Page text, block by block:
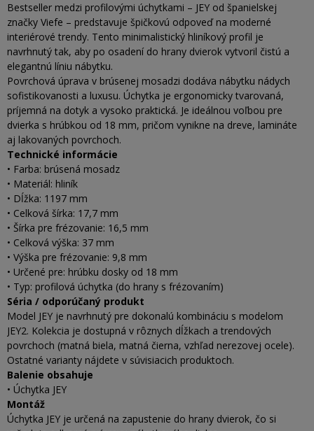
Bestseller medzi profilovými úchytkami – JEY od španielskej
značky Viefe – predstavuje špičkovú odpoveď na moderné
interiérové trendy. Tento minimalistický hliníkový profil je
navrhnutý tak, aby po osadení do hrany dvierok vytvoril čistú a
elegantnú líniu nábytku.
Povrchová úprava v brúsenej mosadzi dodáva nábytku nádych
sofistikovanosti a luxusu. Úchytka je ergonomicky tvarovaná,
príjemná na dotyk a vysoko praktická. Je ideálnou voľbou pre
dvierka s hrúbkou od 18 mm, pričom vynikne na dreve, lamináte
aj lakovaných povrchoch.
Technické informácie
• Farba: brúsená mosadz
• Materiál: hliník
• Dĺžka: 1197 mm
• Celková šírka: 17,7 mm
• Šírka pre frézovanie: 16,5 mm
• Celková výška: 37 mm
• Výška pre frézovanie: 9,8 mm
• Určené pre: hrúbku dosky od 18 mm
• Typ: profilová úchytka (do hrany s frézovaním)
Séria / odporúčaný produkt
Model JEY je navrhnutý pre dokonalú kombináciu s modelom
JEY2. Kolekcia je dostupná v rôznych dĺžkach a trendových
povrchoch (matná biela, matná čierna, vzhľad nerezovej ocele).
Ostatné varianty nájdete v súvisiacich produktoch.
Balenie obsahuje
• Úchytka JEY
Montáž
Úchytka JEY je určená na zapustenie do hrany dvierok, čo si